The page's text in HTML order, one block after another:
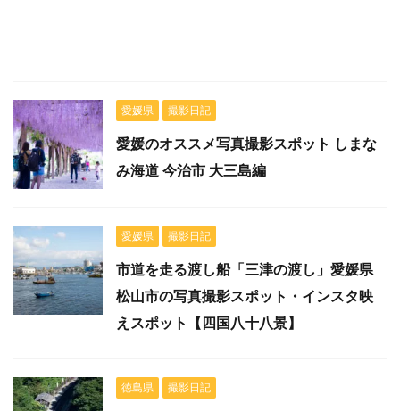
愛媛県 撮影日記
愛媛のオススメ写真撮影スポット しまな
み海道 今治市 大三島編
愛媛県 撮影日記
市道を走る渡し船「三津の渡し」愛媛県
松山市の写真撮影スポット・インスタ映
えスポット【四国八十八景】
徳島県 撮影日記